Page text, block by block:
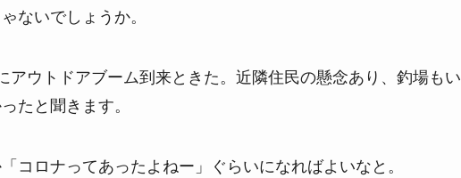
ないでしょうか。
アウトドアブーム到来ときた。近隣住民の懸念あり、釣場もい
たと聞きます。
コロナってあったよねー」ぐらいになればよいなと。